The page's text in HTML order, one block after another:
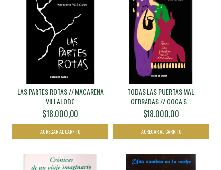
LAS PARTES ROTAS // MACARENA
VILLALOBO
$18.000,00
TODAS LAS PUERTAS MAL
CERRADAS // COCA S...
$18.000,00